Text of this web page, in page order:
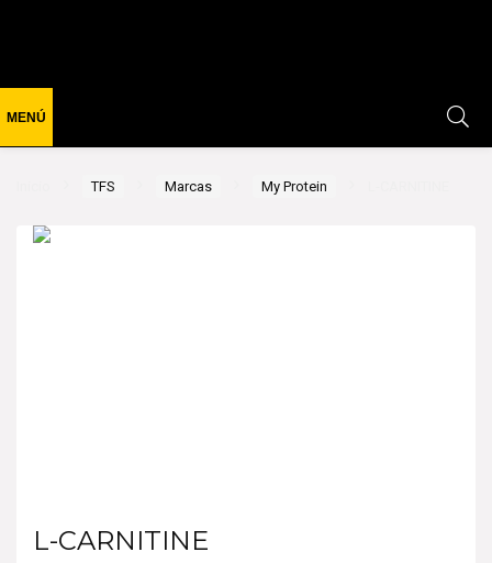
TFS Marcas My Protein
L-CARNITINE